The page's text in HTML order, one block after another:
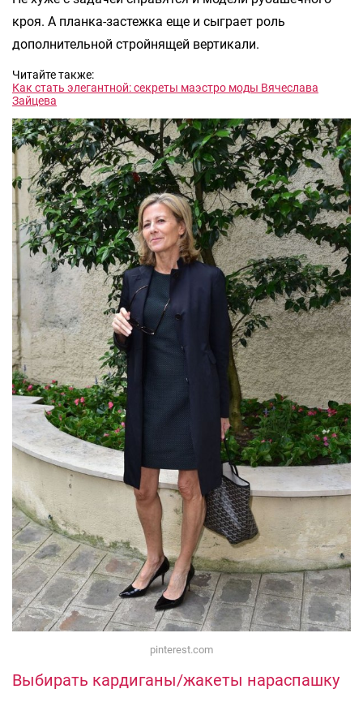
кроя. А планка-застежка еще и сыграет роль
дополнительной стройнящей вертикали.
Читайте также:
Как стать элегантной: секреты маэстро моды Вячеслава
Зайцева
pinterest.com
Выбирать кардиганы/жакеты нараспашку